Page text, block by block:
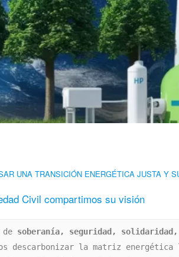
UNA TRANSICIÓN ENERGÉTICA JUSTA Y
Civil compartimos su visión
soberanía, seguridad,
descarbonizar la matriz energética